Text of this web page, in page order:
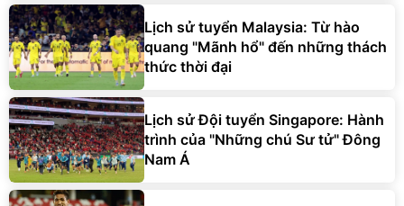
Lịch sử tuyển Malaysia: Từ hào
quang "Mãnh hổ" đến những thách
thức thời đại
Lịch sử Đội tuyển Singapore: Hành
trình của "Những chú Sư tử" Đông
Nam Á